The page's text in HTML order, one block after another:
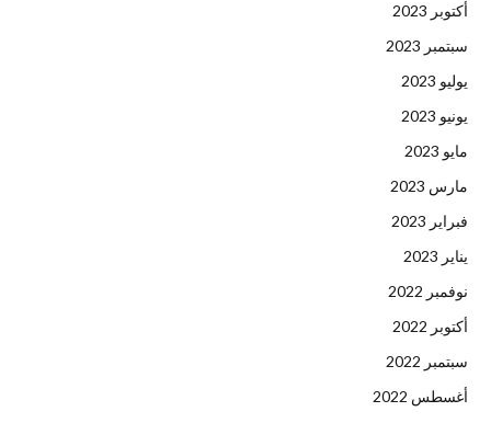
أكتوبر 2023
سبتمبر 2023
يوليو 2023
يونيو 2023
مايو 2023
مارس 2023
فبراير 2023
يناير 2023
نوفمبر 2022
أكتوبر 2022
سبتمبر 2022
أغسطس 2022